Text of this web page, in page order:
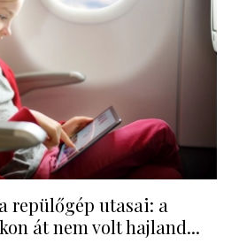
repülőgép utasai: a
át nem volt hajland...